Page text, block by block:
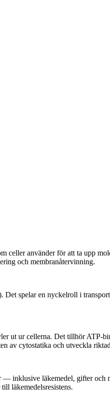
celler använder för att ta upp
och membranåtervinning.
spelar en nyckelroll i
ut ur cellerna. Det tillhör ATP-
av cytostatika och utveckla
— inklusive läkemedel, gifter
läkemedelsresistens.